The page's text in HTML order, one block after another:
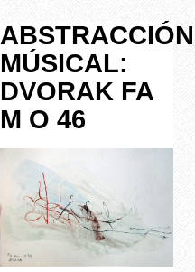
ABSTRACCIÓN
MÚSICAL:
DVORAK FA
M O 46